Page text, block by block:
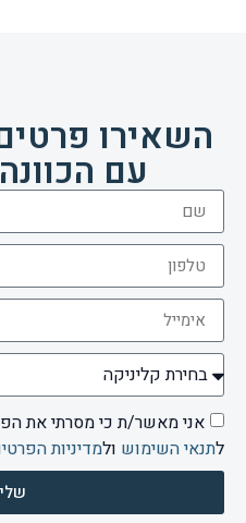
השאירו
עם
אני מאשר/ת כי מסרתי את
לתנאי השימוש ולמדיניות